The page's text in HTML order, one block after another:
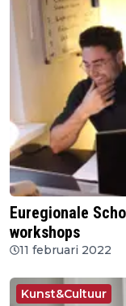
Euregionale
workshops
11 februari 2022
Kunst&Cultuur